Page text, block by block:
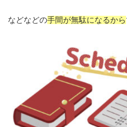
などなどの手間が無駄になるから